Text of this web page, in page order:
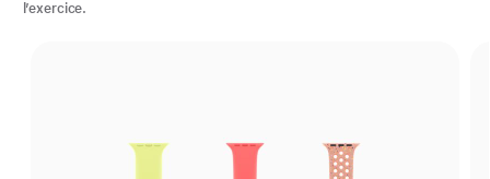
l’exercice.